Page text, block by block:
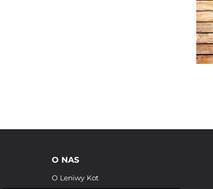
O NAS
O Leniwy Kot